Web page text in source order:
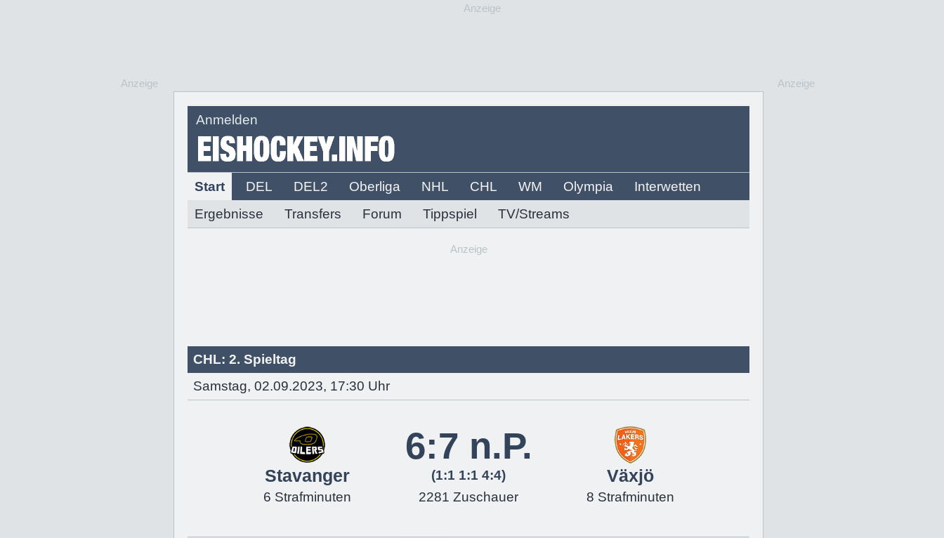
Anzeige
Anmelden
Start DEL DEL2 Oberliga NHL CHL WM Olympia
Interwetten
Ergebnisse
Transfers Forum Tippspiel TV/Streams
Anzeige
Anzeige
Anzeige
CHL: 2. Spieltag
Samstag, 02.09.2023, 17:30 Uhr
Stavanger
6:7 n.P.
(1:1 1:1 4:4) Växjö
6 Strafminuten 2281 Zuschauer 8 Strafminuten